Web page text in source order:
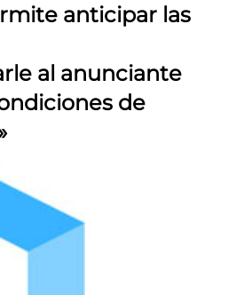
anticipar las
al anunciante
de